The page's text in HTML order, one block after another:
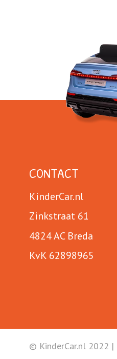
CONTACT
KinderCar.nl
Zinkstraat 61
4824 AC Breda
KvK 62898965
© KinderCar.nl 2022 |